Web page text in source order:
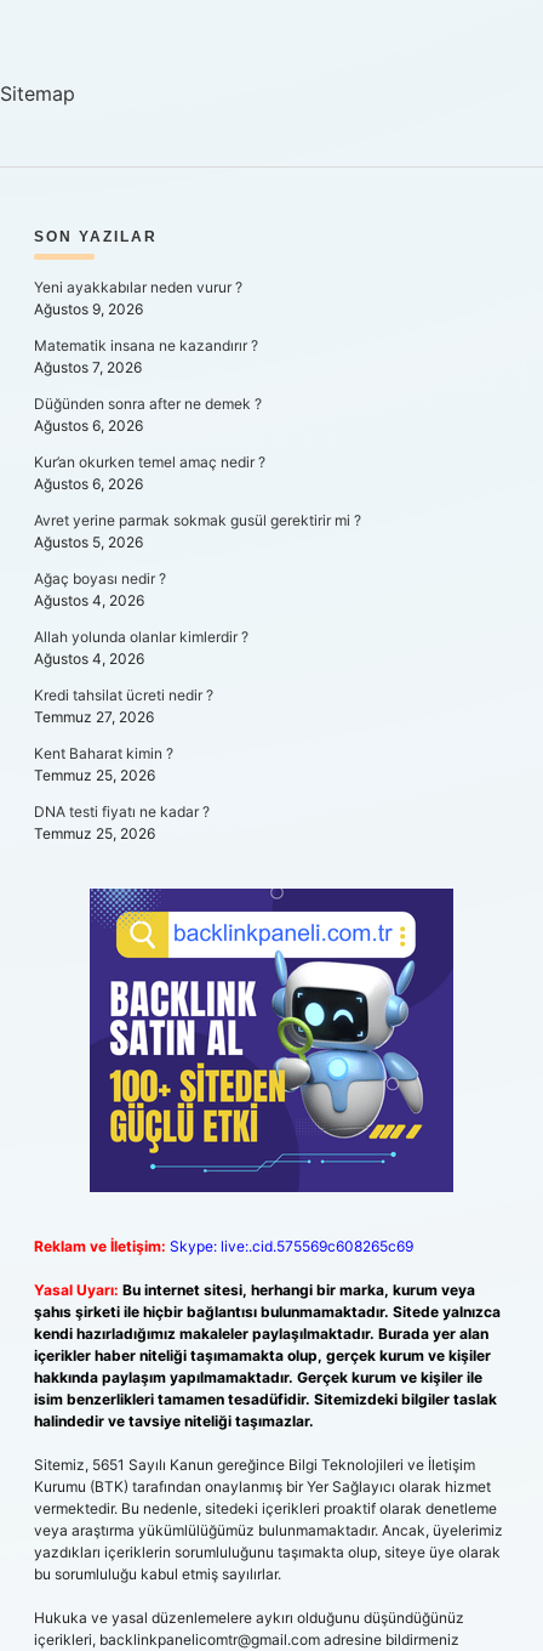
Sitemap
SIDEBAR
SON YAZILAR
Yeni ayakkabılar neden vurur ?
Ağustos 9, 2026
Matematik insana ne kazandırır ?
Ağustos 7, 2026
Düğünden sonra after ne demek ?
Ağustos 6, 2026
Kur’an okurken temel amaç nedir ?
Ağustos 6, 2026
Avret yerine parmak sokmak gusül gerektirir mi ?
Ağustos 5, 2026
Ağaç boyası nedir ?
Ağustos 4, 2026
Allah yolunda olanlar kimlerdir ?
Ağustos 4, 2026
Kredi tahsilat ücreti nedir ?
Temmuz 27, 2026
Kent Baharat kimin ?
Temmuz 25, 2026
DNA testi fiyatı ne kadar ?
Temmuz 25, 2026
Reklam ve İletişim: Skype: live:.cid.575569c608265c69
Yasal Uyarı: Bu internet sitesi, herhangi bir marka, kurum veya
şahıs şirketi ile hiçbir bağlantısı bulunmamaktadır. Sitede yalnızca
kendi hazırladığımız makaleler paylaşılmaktadır. Burada yer alan
içerikler haber niteliği taşımamakta olup, gerçek kurum ve kişiler
hakkında paylaşım yapılmamaktadır. Gerçek kurum ve kişiler ile
isim benzerlikleri tamamen tesadüfidir. Sitemizdeki bilgiler taslak
halindedir ve tavsiye niteliği taşımazlar.
Sitemiz, 5651 Sayılı Kanun gereğince Bilgi Teknolojileri ve İletişim
Kurumu (BTK) tarafından onaylanmış bir Yer Sağlayıcı olarak hizmet
vermektedir. Bu nedenle, sitedeki içerikleri proaktif olarak denetleme
veya araştırma yükümlülüğümüz bulunmamaktadır. Ancak, üyelerimiz
yazdıkları içeriklerin sorumluluğunu taşımakta olup, siteye üye olarak
bu sorumluluğu kabul etmiş sayılırlar.
Hukuka ve yasal düzenlemelere aykırı olduğunu düşündüğünüz
içerikleri, backlinkpanelicomtr@gmail.com adresine bildirmeniz